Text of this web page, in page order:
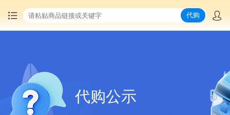
中国商品代购
集运服务
代购
代购公示